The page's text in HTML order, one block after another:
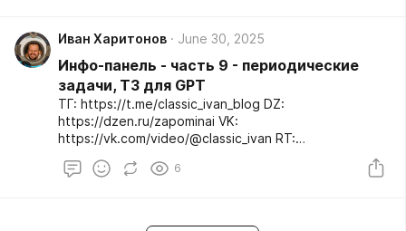
Иван Харитонов June 30, 2025
Инфо-панель - часть 9 - периодические
задачи, ТЗ для GPT
ТГ: https://t.me/classic_ivan_blog DZ:
https://dzen.ru/zapominai VK:
https://vk.com/video/@classic_ivan RT:
https://youtube.com/c/zapominai TT:
6